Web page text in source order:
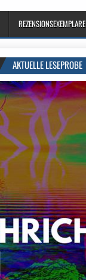
REZENSIONSEXEMPLARE
AKTUELLE LESEPROBE